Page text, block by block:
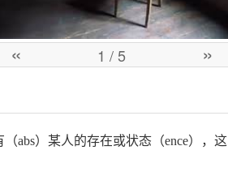
« 1 / 5 »
（abs）某人的存在或状态（ence），这